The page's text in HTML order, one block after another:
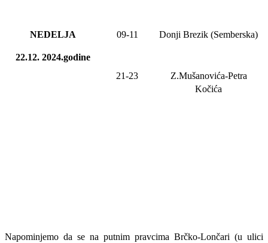
NEDELJA
22.12. 2024.godine
09-11 Donji Brezik (Semberska)
21-23
Z.Mušanovića-Petra
Kočića
Napominjemo da se na putnim pravcima Brčko-Lončari (u ulici